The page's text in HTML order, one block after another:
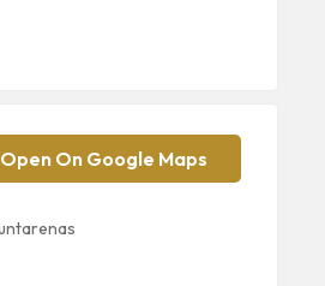
Open On Google Maps